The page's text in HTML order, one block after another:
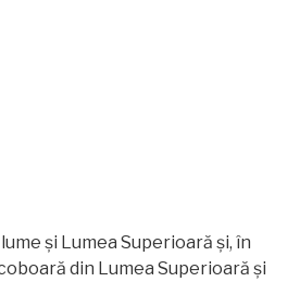
și Lumea Superioară şi, în
din Lumea Superioară și